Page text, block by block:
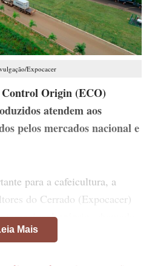
Expocacer
Origin (ECO)
atendem aos
pelos mercados nacional e
para a cafeicultura, a
do Cerrado (Expocacer)
próprio, chamado
Origin. Dessa forma, vai
Mais